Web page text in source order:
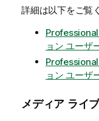
詳細は以下をご覧
Professional
ョン ユーザ
Professional
ョン ユーザ
メディア ライ